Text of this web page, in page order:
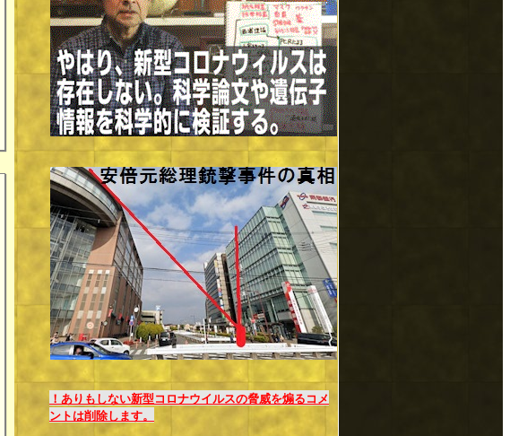
！ありもしない新型コロナウイルスの脅威を煽るコメ
ントは削除します。